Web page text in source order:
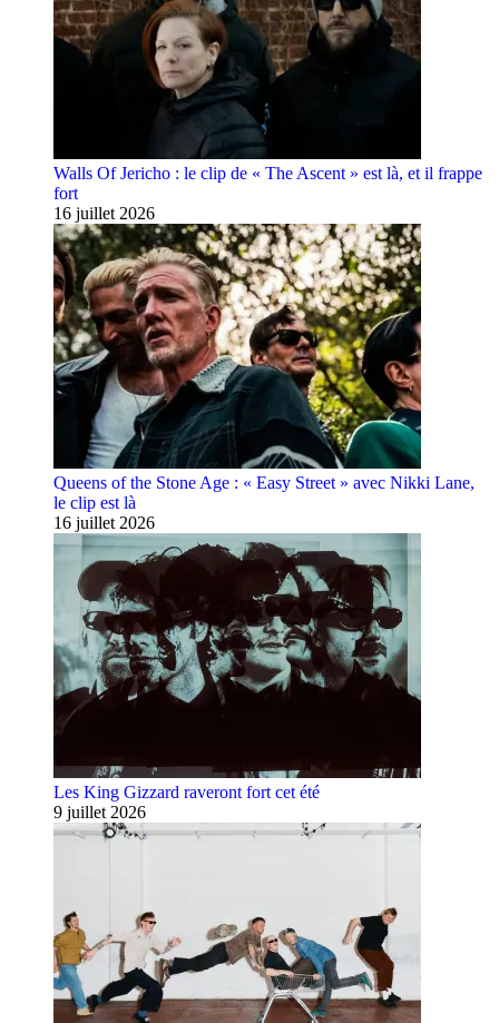
Walls Of Jericho : le clip de « The Ascent » est là, et il frappe
fort
16 juillet 2026
Queens of the Stone Age : « Easy Street » avec Nikki Lane,
le clip est là
16 juillet 2026
Les King Gizzard raveront fort cet été
9 juillet 2026